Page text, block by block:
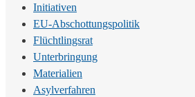
Initiativen
EU-Abschottungspolitik
Flüchtlingsrat
Unterbringung
Materialien
Asylverfahren